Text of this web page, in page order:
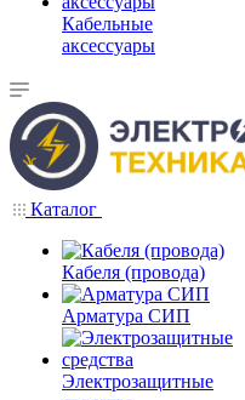
Кабельные
аксессуары
Каталог
Кабеля (провода)
Арматура СИП
Электрозащитные